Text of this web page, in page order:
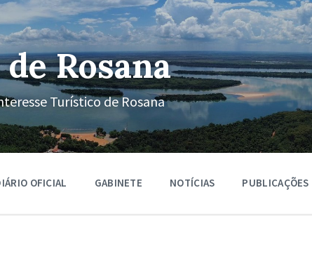
Rosana
Turístico de Rosana
OFICIAL GABINETE NOTÍCIAS PUBLICAÇÕES